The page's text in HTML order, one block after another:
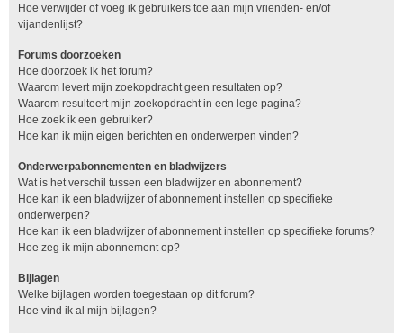
Hoe verwijder of voeg ik gebruikers toe aan mijn vrienden- en/of
vijandenlijst?
Forums doorzoeken
Hoe doorzoek ik het forum?
Waarom levert mijn zoekopdracht geen resultaten op?
Waarom resulteert mijn zoekopdracht in een lege pagina?
Hoe zoek ik een gebruiker?
Hoe kan ik mijn eigen berichten en onderwerpen vinden?
Onderwerpabonnementen en bladwijzers
Wat is het verschil tussen een bladwijzer en abonnement?
Hoe kan ik een bladwijzer of abonnement instellen op specifieke
onderwerpen?
Hoe kan ik een bladwijzer of abonnement instellen op specifieke forums?
Hoe zeg ik mijn abonnement op?
Bijlagen
Welke bijlagen worden toegestaan op dit forum?
Hoe vind ik al mijn bijlagen?